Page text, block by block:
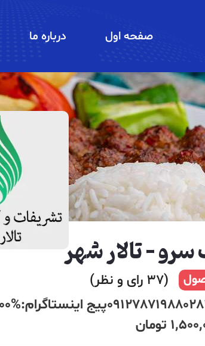
صفحه اول درباره ما
- تالار شهر
(
37 رای و نظر)